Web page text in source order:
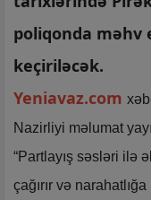
poliqonda məhv
keçiriləcək.
Yeniavaz.com
Nazirliyi məlumat
“Partlayış səsləri ilə
çağırır və